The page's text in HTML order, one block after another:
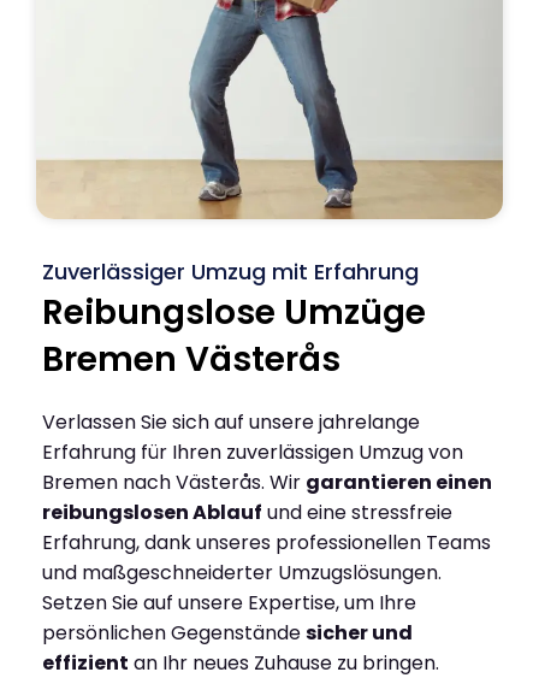
Zuverlässiger Umzug mit Erfahrung
Reibungslose Umzüge
Bremen Västerås
Verlassen Sie sich auf unsere jahrelange
Erfahrung für Ihren zuverlässigen Umzug von
Bremen nach Västerås. Wir garantieren einen
reibungslosen Ablauf und eine stressfreie
Erfahrung, dank unseres professionellen Teams
und maßgeschneiderter Umzugslösungen.
Setzen Sie auf unsere Expertise, um Ihre
persönlichen Gegenständesicher und
effizient an Ihr neues Zuhause zu bringen.